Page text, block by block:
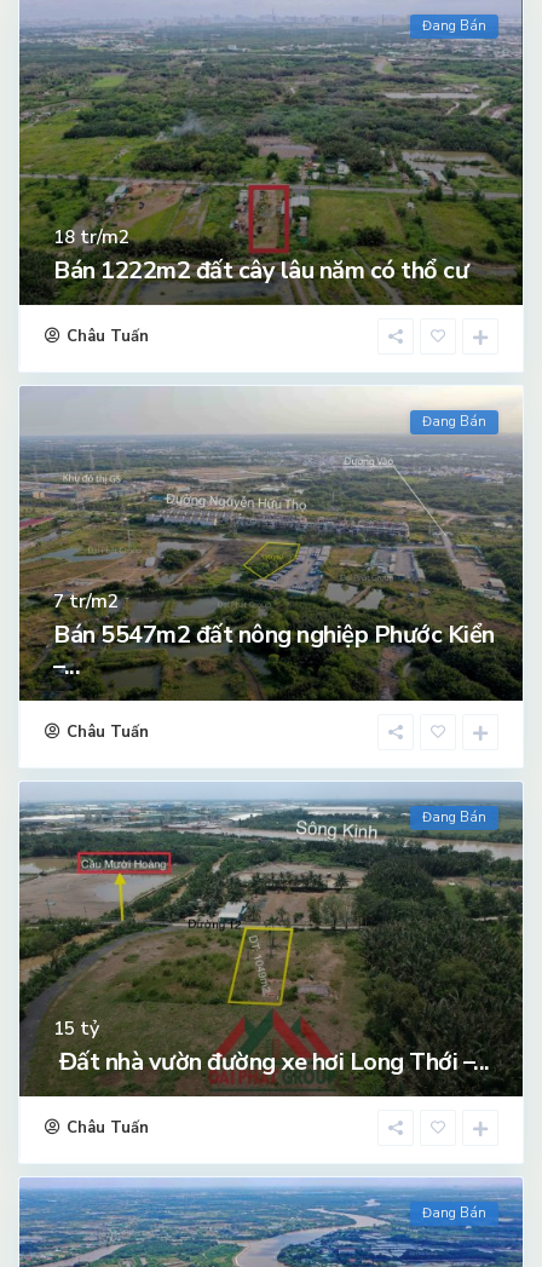
Đang Bán
18 tr/m2
Bán 1222m2 đất cây lâu năm có thổ cư
Châu Tuấn
Đang Bán
7tr/m2
Bán 5547m2 đất nông nghiệp Phước Kiển
–...
Châu Tuấn
Đang Bán
15 tỷ
Đất nhà vườn đường xe hơi Long Thới –...
Châu Tuấn
Đang Bán